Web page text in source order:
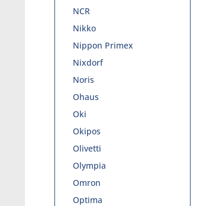
NCR
Nikko
Nippon Primex
Nixdorf
Noris
Ohaus
Oki
Okipos
Olivetti
Olympia
Omron
Optima